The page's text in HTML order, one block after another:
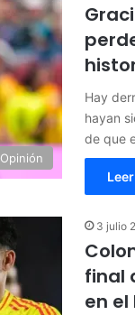
Opinión
Hay
hayan
de que
3 julio
final
en el